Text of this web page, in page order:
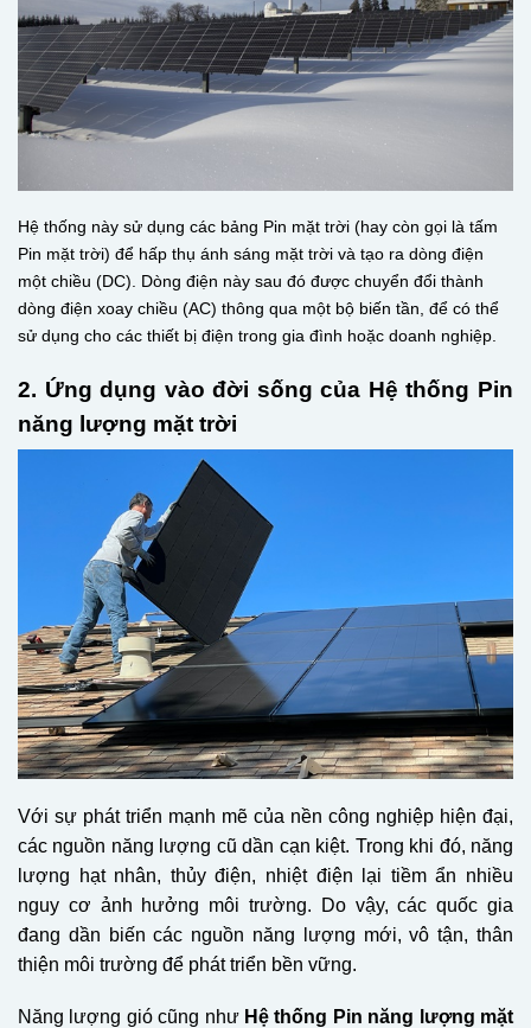
Hệ thống này sử dụng các bảng Pin mặt trời (hay còn gọi là tấm
Pin mặt trời) để hấp thụ ánh sáng mặt trời và tạo ra dòng điện
một chiều (DC). Dòng điện này sau đó được chuyển đổi thành
dòng điện xoay chiều (AC) thông qua một bộ biến tần, để có thể
sử dụng cho các thiết bị điện trong gia đình hoặc doanh nghiệp.
2. Ứng dụng vào đời sống của Hệ thống Pin
năng lượng mặt trời
Với sự phát triển mạnh mẽ của nền công nghiệp hiện đại,
các nguồn năng lượng cũ dần cạn kiệt. Trong khi đó, năng
lượng hạt nhân, thủy điện, nhiệt điện lại tiềm ẩn nhiều
nguy cơ ảnh hưởng môi trường. Do vậy, các quốc gia
đang dần biến các nguồn năng lượng mới, vô tận, thân
thiện môi trường để phát triển bền vững.
Năng lượng gió cũng như Hệ thống Pin năng lượng mặt